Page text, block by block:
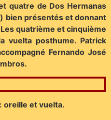
quatre de Dos Hermanas
bien présentés et donnant
quatrième et cinquième
vuelta posthume. Patrick
Fernando José
oreille et vuelta.